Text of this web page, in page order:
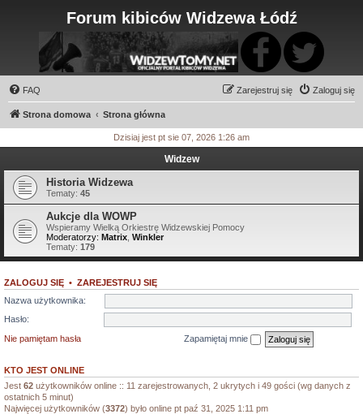
Forum kibiców Widzewa Łódź
FAQ Zaloguj się
Zarejestruj się
Strona domowa Strona główna
Dzisiaj jest pt sie 07, 2026 1:26 am
Widzew
Historia Widzewa
Tematy: 45
Aukcje dla WOWP
Wspieramy Wielką Orkiestrę Widzewskiej Pomocy
Moderatorzy: Matrix Winkler
Tematy: 179
ZALOGUJ SIĘ • ZAREJESTRUJ SIĘ
Nazwa użytkownika:
Hasło:
Nie pamiętam hasła
Zapamiętaj mnie
KTO JEST ONLINE
Jest 62 użytkowników online :: 11 zarejestrowanych, 2 ukrytych i 49 gości (wg danych z
ostatnich 5 minut)
Najwięcej użytkowników (3372) było online pt paź 31, 2025 1:11 pm